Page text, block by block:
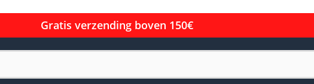
Gratis verzending boven 150€